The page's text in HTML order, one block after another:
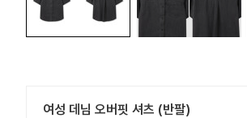
여성 데님 오버핏 셔츠 (반팔)